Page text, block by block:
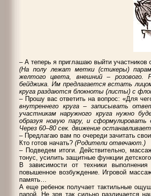
– А теперь я приглашаю выйти участников
(На полу лежат метки (стикеры)
желтого цвета, внешний – розового.
бейджика. Им предлагается встать
круга раздаются блокноты (листы) с
– Прошу вас ответить на вопрос: «Для
внутреннего круга – записывать
участникам наружного круга нужно
образуя новую пару, и
Через 60–80 сек. движение
– Предлагаю вам по очереди зачитать
Кто готов начать? (Родители отвечают.)
– Подведем итоги. Действительно,
тонус, усилить защитные функции
В зависимости от техники
повышенное возбуждение. Игровой
память…
А еще ребенок получает тактильные
папой. Не зря так сильно различается